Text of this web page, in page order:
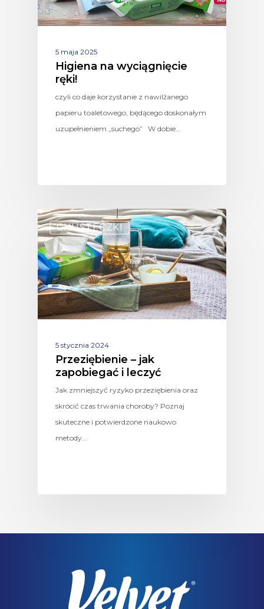
5 maja 2025
Higiena na wyciągnięcie
ręki!
czyli co daje korzystanie z nawilżanego
papieru toaletowego, będącego doskonałym
uzupełnieniem „suchego” W dobie…
CHUSTECZKI
5 stycznia 2024
Przeziębienie – jak
zapobiegać i leczyć
Jak zmniejszyć ryzyko przeziębienia oraz
skrócić czas trwania choroby? Poznaj
skuteczne i potwierdzone naukowo
metody…